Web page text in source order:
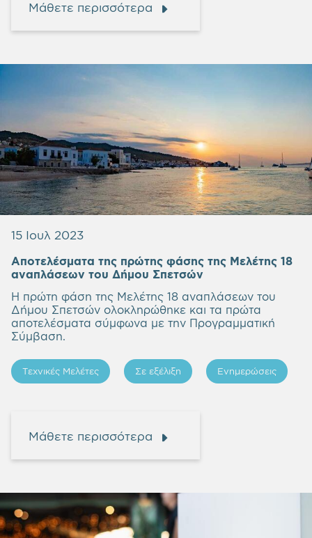
Μάθετε περισσότερα
15 Ιουλ 2023
Αποτελέσματα της πρώτης φάσης της Μελέτης 18
αναπλάσεων του Δήμου Σπετσών
Η πρώτη φάση της Μελέτης 18 αναπλάσεων του
Δήμου Σπετσών ολοκληρώθηκε και τα πρώτα
αποτελέσματα σύμφωνα με την Προγραμματική
Σύμβαση.
Τεχνικές Μελέτες Σε εξέλιξη Ενημερώσεις
Μάθετε περισσότερα